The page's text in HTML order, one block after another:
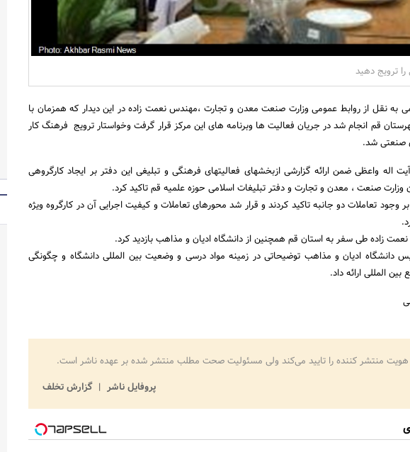
ترویج دهید
به نقل از روابط عمومی وزارت صنعت معدن و تجارت ،مهندس نعمت زاده در این دیدار که همزمان با
قم انجام شد در جریان فعالیت ها وبرنامه های این مرکز قرار گرفت وخواستار ترویج فرهنگ کار
صنعتی شد.
آیت اله واعظی ضمن ارائه گزارشی ازبخشهای فعالیتهای فرهنگی و تبلیغی این دفتر بر ایجاد کارگروهی
وزارت صنعت ، معدن و تجارت و دفتر تبلیغات اسلامی حوزه علمیه قم تاکید کرد.
وجود تعاملات دو جانبه تاکید کردند و قرار شد محورهای تعاملات و کیفیت اجرایی آن در کارگروه ویژه
زاده طی سفر به استان قم همچنین از دانشگاه ادیان و مذاهب بازدید کرد.
دانشگاه ادیان و مذاهب توضیحاتی در زمینه مواد درسی و وضعیت بین المللی دانشگاه و چگونگی
المللی ارائه داد.
هویت منتشر کننده را تایید می‌کند ولی مسئولیت صحت مطلب منتشر شده بر عهده ناشر است.
پروفایل ناشر
گزارش تخلف